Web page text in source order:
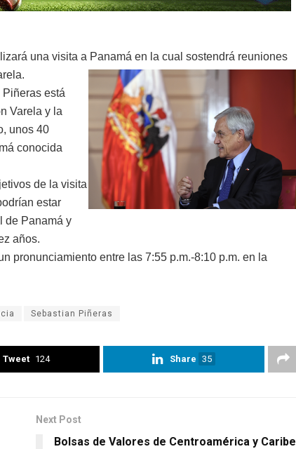
una visita a Panamá en la cual sostendrá reuniones
está
Varela y la
unos 40
conocida
de la visita
estar
de Panamá y
años.
pronunciamiento entre las 7:55 p.m.-8:10 p.m. en la
Sebastian Piñeras
Tweet 124 Share 35
Next Post
Bolsas de Valores de Centroamérica y Caribe